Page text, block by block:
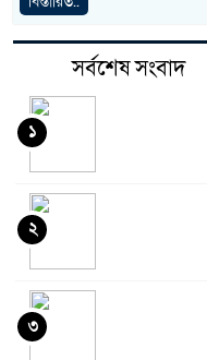
সর্বশেষ সংবাদ
১
২
৩